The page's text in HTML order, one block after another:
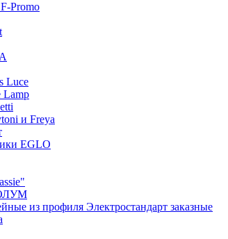
Promo
Luce
Lamp
и Freya
EGLO
из профиля Электростандарт заказные